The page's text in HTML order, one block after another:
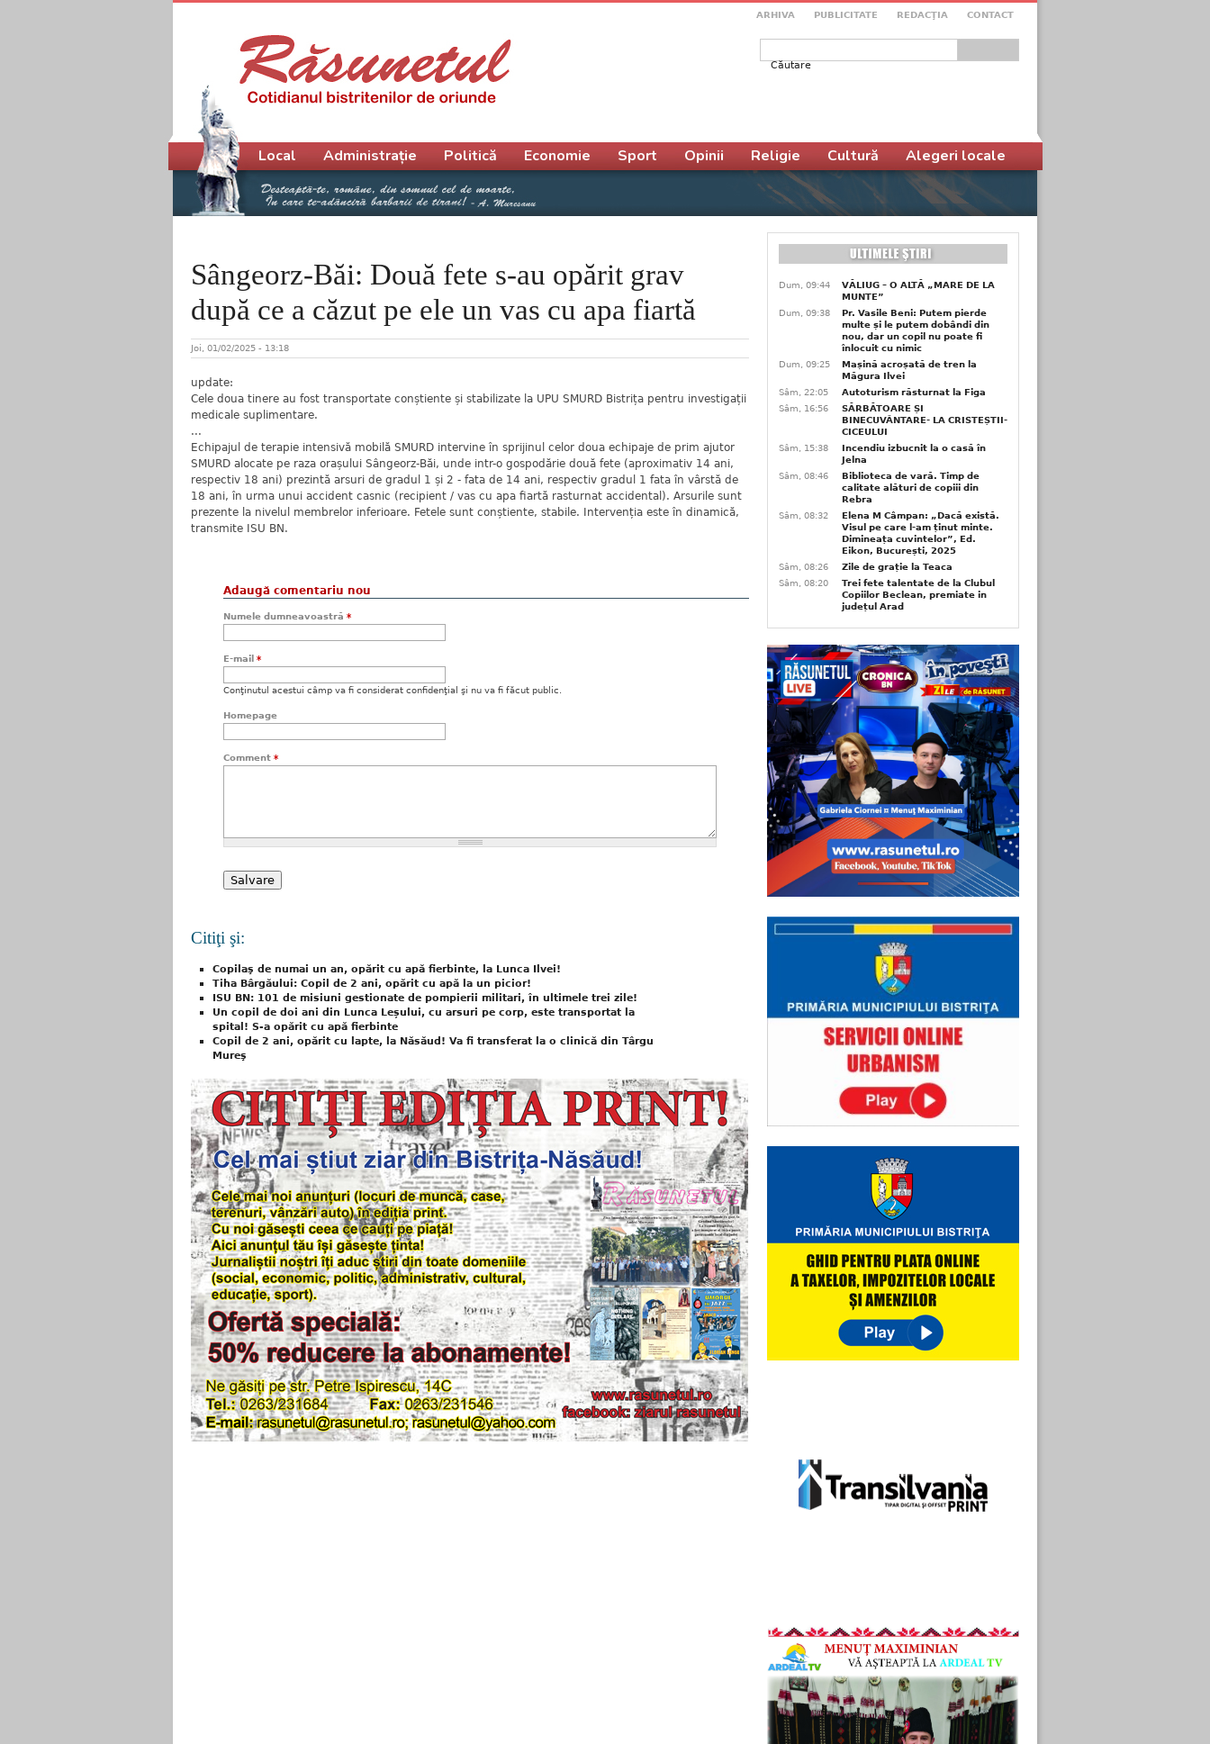
ARHIVA PUBLICITATE REDACŢIA CONTACT
Formular de căutare
Sângeorz-Băi: Două fete s-au opărit grav
după ce a căzut pe ele un vas cu apa fiartă
Joi, 01/02/2025 - 13:18
update:
Cele doua tinere au fost transportate conștiente și stabilizate la UPU SMURD Bistrița pentru investigații
medicale suplimentare.
...
Echipajul de terapie intensivă mobilă SMURD intervine în sprijinul celor doua echipaje de prim ajutor
SMURD alocate pe raza orașului Sângeorz-Băi, unde intr-o gospodărie două fete (aproximativ 14 ani,
respectiv 18 ani) prezintă arsuri de gradul 1 și 2 - fata de 14 ani, respectiv gradul 1 fata în vârstă de
18 ani, în urma unui accident casnic (recipient / vas cu apa fiartă rasturnat accidental). Arsurile sunt
prezente la nivelul membrelor inferioare. Fetele sunt conștiente, stabile. Intervenția este în dinamică,
transmite ISU BN.
Adaugă comentariu nou
Numele dumneavoastră *
E-mail *
Conţinutul acestui câmp va fi considerat confidenţial şi nu va fi făcut public.
Homepage
Comment *
Citiţi şi:
Copilaş de numai un an, opărit cu apă fierbinte, la Lunca Ilvei!
Tiha Bârgăului: Copil de 2 ani, opărit cu apă la un picior!
ISU BN: 101 de misiuni gestionate de pompierii militari, în ultimele trei zile!
Un copil de doi ani din Lunca Leșului, cu arsuri pe corp, este transportat la
spital! S-a opărit cu apă fierbinte
Copil de 2 ani, opărit cu lapte, la Năsăud! Va fi transferat la o clinică din Târgu
Mureş
Meniu principal
Local Administrație Politică Economie Sport Opinii Religie Cultură Alegeri locale
Dum, 09:44
VĂLIUG – O ALTĂ „MARE DE LA
MUNTE”
Dum, 09:38
Pr. Vasile Beni: Putem pierde
multe și le putem dobândi din
nou, dar un copil nu poate fi
înlocuit cu nimic
Dum, 09:25
Mașină acroșată de tren la
Măgura Ilvei
Sâm, 22:05
Autoturism răsturnat la Figa
Sâm, 16:56
SĂRBĂTOARE ȘI
BINECUVÂNTARE- LA CRISTEȘTII-
CICEULUI
Sâm, 15:38
Incendiu izbucnit la o casă în
Jelna
Sâm, 08:46
Biblioteca de vară. Timp de
calitate alături de copiii din
Rebra
Sâm, 08:32
Elena M Câmpan: „Dacă există.
Visul pe care l-am ținut minte.
Dimineața cuvintelor”, Ed.
Eikon, București, 2025
Sâm, 08:26
Zile de grație la Teaca
Sâm, 08:20
Trei fete talentate de la Clubul
Copiilor Beclean, premiate in
județul Arad